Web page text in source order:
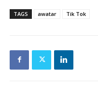
TAGS awatar Tik Tok